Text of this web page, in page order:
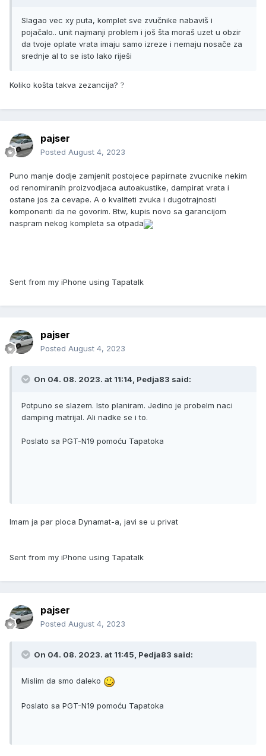
Slagao vec xy puta, komplet sve zvučnike nabaviš i
pojačalo.. unit najmanji problem i još šta moraš uzet u obzir
da tvoje oplate vrata imaju samo izreze i nemaju nosače za
srednje al to se isto lako riješi
Koliko košta takva zezancija? ?
pajser
Posted August 4, 2023
Puno manje dodje zamjenit postojece papirnate zvucnike nekim
od renomiranih proizvodjaca autoakustike, dampirat vrata i
ostane jos za cevape. A o kvaliteti zvuka i dugotrajnosti
komponenti da ne govorim. Btw, kupis novo sa garancijom
naspram nekog kompleta sa otpada
Sent from my iPhone using Tapatalk
pajser
Posted August 4, 2023
On 04. 08. 2023. at 11:14, Pedja83 said:
Potpuno se slazem. Isto planiram. Jedino je probelm naci
damping matrijal. Ali nadke se i to.
Poslato sa PGT-N19 pomoću Tapatoka
Imam ja par ploca Dynamat-a, javi se u privat
Sent from my iPhone using Tapatalk
pajser
Posted August 4, 2023
On 04. 08. 2023. at 11:45, Pedja83 said:
Mislim da smo daleko
Poslato sa PGT-N19 pomoću Tapatoka